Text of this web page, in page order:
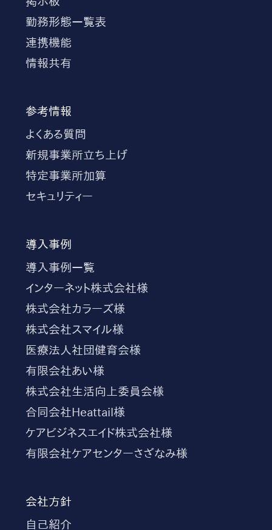
勤務形態一覧表
連携機能
情報共有
参考情報
よくある質問
新規事業所立ち上げ
特定事業所加算
セキュリティー
導入事例
導入事例一覧
インターネット株式会社様
株式会社カラーズ様
株式会社スマイル様
医療法人社団健育会様
有限会社あい様
株式会社生活向上委員会様
合同会社Heattail様
ケアビジネスエイド株式会社様
有限会社ケアセンターさざなみ様
会社方針
自己紹介